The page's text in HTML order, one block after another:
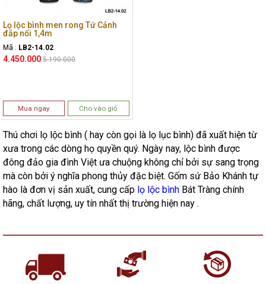
Lọ lộc bình men rong Tứ Cảnh
đắp nổi 1,4m
Mã : LB2-14.02
4.450.000 5.190.000
Mua ngay Cho vào giỏ
Thú chơi lọ lộc bình ( hay còn gọi là lọ lục bình) đã xuất hiện từ
xưa trong các dòng họ quyền quý. Ngày nay, lộc bình được
đông đảo gia đình Việt ưa chuộng không chỉ bởi sự sang trọng
mà còn bởi ý nghĩa phong thủy đặc biệt. Gốm sứ Bảo Khánh tự
hào là đơn vị sản xuất, cung cấp lọ lộc bình Bát Tràng chính
hãng, chất lượng, uy tín nhất thị trường hiện nay .